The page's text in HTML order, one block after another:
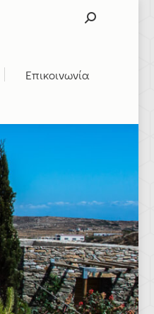
SEARCH:
Επικοινωνία